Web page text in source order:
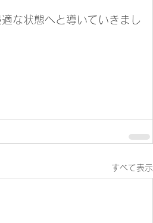
な状態へと導いていきまし
すべて表示